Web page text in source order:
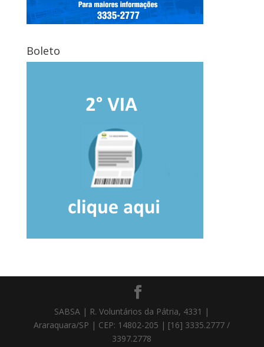
Boleto
SABSA | R. Voluntários da Pátria, 4331 |
Araraquara/SP | CEP: 14802-205 | [16] 3335.2777 /
3397.2778